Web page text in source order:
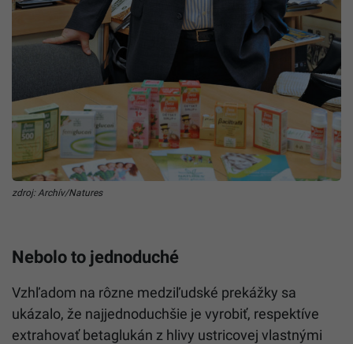
zdroj: Archív/Natures
Nebolo to jednoduché
Vzhľadom na rôzne medziľudské prekážky sa
ukázalo, že najjednoduchšie je vyrobiť, respektíve
extrahovať betaglukán z hlivy ustricovej vlastnými